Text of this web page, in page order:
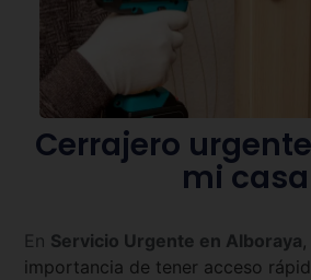
Cerrajero
mi casa
En Servicio Urgente en Alboraya
importancia de tener acceso